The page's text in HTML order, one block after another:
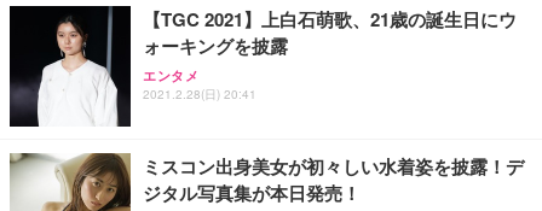
務用 おしゃれ パソコンチェア (ホワイト)
ANDWINT オフィスチェア デスクチェア 肘なし メ
ッシュ 通気性 ランバーサポート付き 腰サポート ガ
ス圧無段階昇降 360度回転 キャスター付き コンパク
【MiniLED/24.5inch/280Hz/FHD】GRAPHT THE S
HOOTER Gaming Monitor 24” Essential ゲーミン
グモニター QD 24.5インチ 1ms FHD 量子ドット 残
アイリスオーヤマ ペットシーツ 超厚型 お徳用 レギ
ュラー 200枚入【Amazon.co.jp限定】
【TGC 2021】上白石萌歌、21歳の誕生日にウ
ォーキングを披露
エンタメ
2021.2.28(日) 20:41
ミスコン出身美女が初々しい水着姿を披露！デ
ジタル写真集が本日発売！